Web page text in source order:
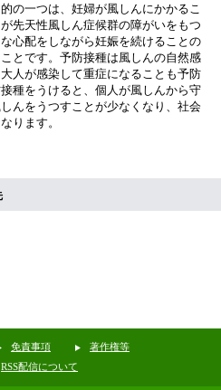
の一つは、妊婦が風しんにかかるこ
先天性風しん症候群の障がいをもつ
心配をしながら妊娠を続けることの
とです。予防接種は風しんの自然感
人が感染して重症になることも予防
種をうけると、個人が風しんから守
んをうつすことが少なくなり、社会
ります。
免責事項
著作権等
RSS配信について